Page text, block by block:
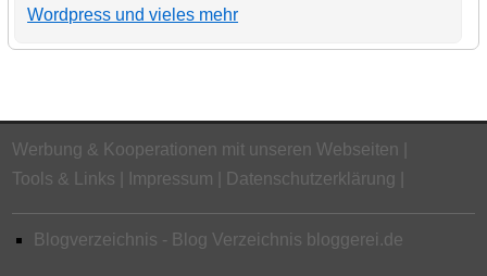
Wordpress und vieles mehr
Werbung & Kooperationen mit unseren Webseiten
Tools & Links
Impressum Datenschutzerklärung
Blogverzeichnis - Blog Verzeichnis bloggerei.de